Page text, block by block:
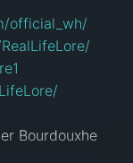
official_wh/
Bourdouxhe